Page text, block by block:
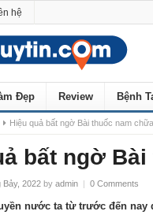
hệ
Đẹp Review Bệnh
Hiệu quả bất ngờ Bài thuốc nam
bất ngờ
Bảy, 2022by admin | 0 Comments
nước ta từ trước đến